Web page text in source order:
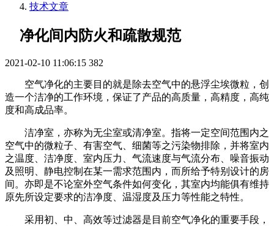
技术文章
净化间内防火和疏散规范
2021-02-10 11:06:15 382
空气净化的主要目的就是除去空气中的悬浮尘埃微粒，创
造一个洁净的工作环境，保证了产品的高质量，高精度，高纯
度和高成品率。
洁净室，亦称为无尘室或清净室。指将一定空间范围内之
空气中的微粒子、有害空气、细菌等之污染物排除，并将室内
之温度、洁净度、室内压力、气流速度与气流分布、噪音振动
及照明、静电控制在某一需求范围内，而所给予特别设计的房
间。亦即是不论室外空气条件如何变化，其室内均能俱有维持
原先所设定要求的洁净度、温湿度及压力等性能之特性。
采用初、中、高效等过滤器是目前空气净化的重要手段，